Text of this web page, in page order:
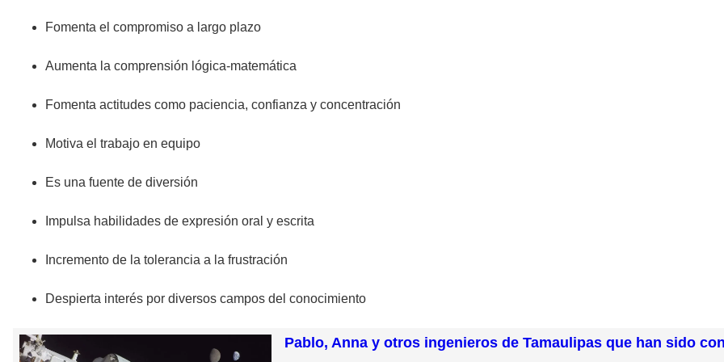
Fomenta el compromiso a largo plazo
Aumenta la comprensión lógica-matemática
Fomenta actitudes como paciencia, confianza y concentración
Motiva el trabajo en equipo
Es una fuente de diversión
Impulsa habilidades de expresión oral y escrita
Incremento de la tolerancia a la frustración
Despierta interés por diversos campos del conocimiento
Pablo, Anna y otros ingenieros de Tamaulipas que han sido